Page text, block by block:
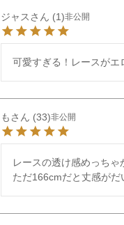
ジャス 1 非公開
可愛すぎる！レースがエ
も 33 非公開
レースの透け感めっちゃ
ただ166cmだと丈感がだ